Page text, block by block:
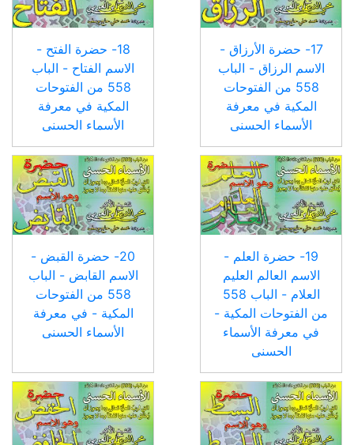
17- حضرة الأرزاق -
الاسم الرزاق - الباب
558 من الفتوحات
المكية في معرفة
الأسماء الحسنى
18- حضرة الفتح -
الاسم الفتاح - الباب
558 من الفتوحات
المكية في معرفة
الأسماء الحسنى
19- حضرة العلم -
الاسم العالم العليم
العلام - الباب 558
من الفتوحات المكية -
في معرفة الأسماء
الحسنى
20- حضرة القبض -
الاسم القابض - الباب
558 من الفتوحات
المكية - في معرفة
الأسماء الحسنى